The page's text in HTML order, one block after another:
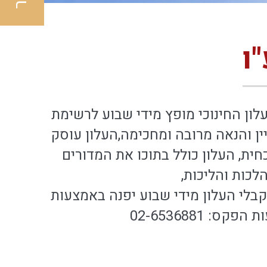
החינוכי מופץ מידי שבוע לרשימת
והנאה מרובה ומחכימה,העלון עוסק
העלון כולל בתוכו את המדורים
והליכות,
העלון מידי שבוע יפנה באמצעות
02-6536881